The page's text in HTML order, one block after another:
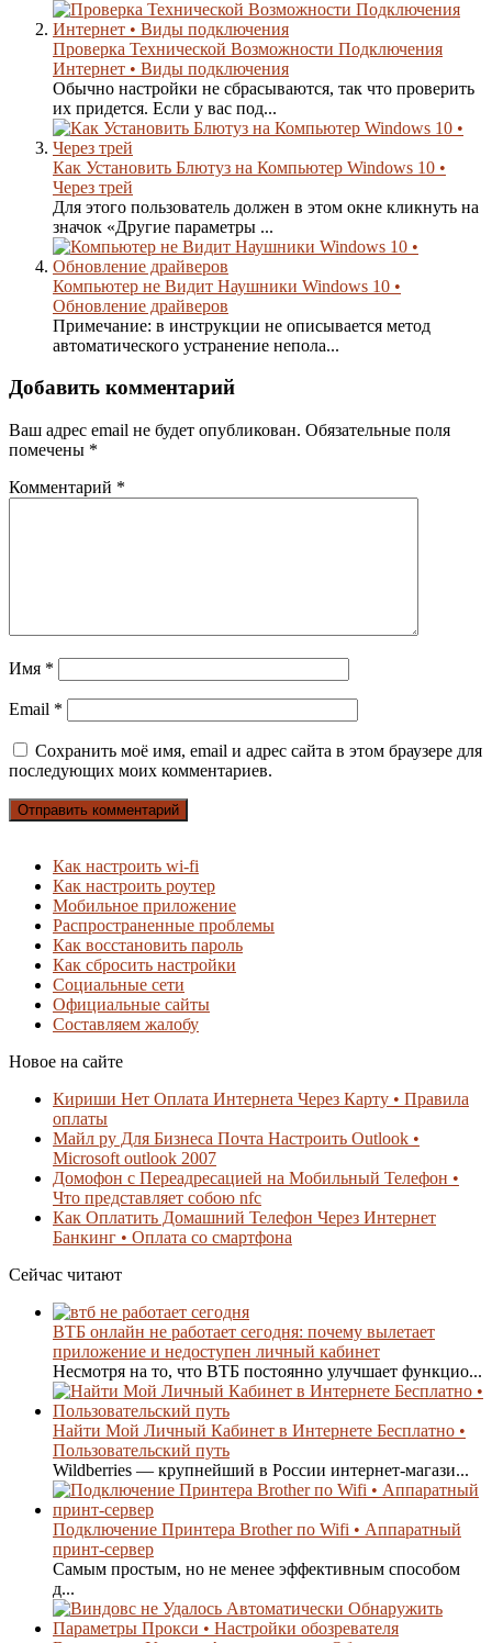
Проверка Технической Возможности Подключения
Интернет • Виды подключения
Обычно настройки не сбрасываются, так что проверить
их придется. Если у вас под...
Как Установить Блютуз на Компьютер Windows 10 •
Через трей
Для этого пользователь должен в этом окне кликнуть на
значок «Другие параметры ...
Компьютер не Видит Наушники Windows 10 •
Обновление драйверов
Примечание: в инструкции не описывается метод
автоматического устранение непола...
Добавить комментарий
Ваш адрес email не будет опубликован. Обязательные поля
помечены *
Комментарий *
Имя *
Email *
Сохранить моё имя, email и адрес сайта в этом браузере для
последующих моих комментариев.
Как настроить wi-fi
Как настроить роутер
Мобильное приложение
Распространенные проблемы
Как восстановить пароль
Как сбросить настройки
Социальные сети
Официальные сайты
Составляем жалобу
Новое на сайте
Кириши Нет Оплата Интернета Через Карту • Правила
оплаты
Майл ру Для Бизнеса Почта Настроить Outlook •
Microsoft outlook 2007
Домофон с Переадресацией на Мобильный Телефон •
Что представляет собою nfc
Как Оплатить Домашний Телефон Через Интернет
Банкинг • Оплата со смартфона
Сейчас читают
ВТБ онлайн не работает сегодня: почему вылетает
приложение и недоступен личный кабинет
Несмотря на то, что ВТБ постоянно улучшает функцио...
Найти Мой Личный Кабинет в Интернете Бесплатно •
Пользовательский путь
Wildberries — крупнейший в России интернет-магази...
Подключение Принтера Brother по Wifi • Аппаратный
принт-сервер
Самым простым, но не менее эффективным способом
д...